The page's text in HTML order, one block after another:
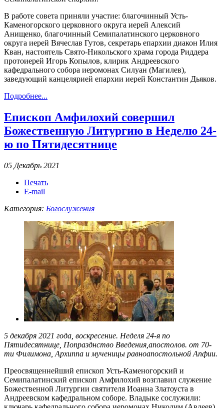
В работе совета приняли участие: благочинный Усть-
Каменогорского церковного округа иерей Алексий
Анищенко, благочинный Семипалатинского церковного
округа иерей Вячеслав Гутов, секретарь епархии диакон Илия
Кван, настоятель Свято-Никольского храма города Риддера
протоиерей Игорь Копылов, клирик Андреевского
кафедрального собора иеромонах Силуан (Магилев),
заведующий канцелярией епархии иерей Константин Дьяков.
Подробнее...
Епископ Амфилохий совершил
Божественную Литургию в Неделю 24-
ю по Пятидесятнице
05 Декабрь 2021
Печать
E-mail
Категория: Богослужения
5 декабря 2021 года, воскресение. Неделя 24-я по
Пятидесятнице, Попразднство Введения,апостолов. от 70-
ти Филимона, Архиппа и мученицы равноапостольной Апфии.
Преосвященнейший епископ Усть-Каменогорский и
Семипалатинский епископ Амфилохий возглавил служение
Божественной Литургии святителя Иоанна Златоуста в
Андреевском кафедральном соборе. Владыке сослужили: